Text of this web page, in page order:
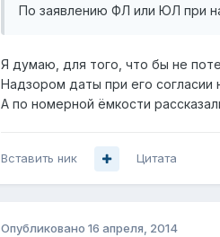
По заявлению ФЛ или ЮЛ при
Я думаю, для того, что бы не
Надзором даты при его согласии
А по номерной ёмкости
Вставить ник Цитата
Опубликовано 16 апреля, 2014